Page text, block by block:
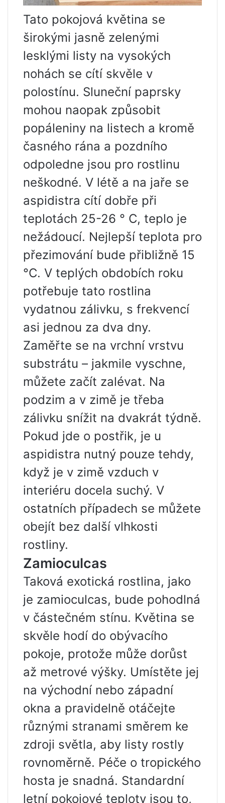
Tato pokojová květina se
širokými jasně zelenými
lesklými listy na vysokých
nohách se cítí skvěle v
polostínu. Sluneční paprsky
mohou naopak způsobit
popáleniny na listech a kromě
časného rána a pozdního
odpoledne jsou pro rostlinu
neškodné. V létě a na jaře se
aspidistra cítí dobře při
teplotách 25-26 ° C, teplo je
nežádoucí. Nejlepší teplota pro
přezimování bude přibližně 15
°C. V teplých obdobích roku
potřebuje tato rostlina
vydatnou zálivku, s frekvencí
asi jednou za dva dny.
Zaměřte se na vrchní vrstvu
substrátu – jakmile vyschne,
můžete začít zalévat. Na
podzim a v zimě je třeba
zálivku snížit na dvakrát týdně.
Pokud jde o postřik, je u
aspidistra nutný pouze tehdy,
když je v zimě vzduch v
interiéru docela suchý. V
ostatních případech se můžete
obejít bez další vlhkosti
rostliny.
Zamioculcas
Taková exotická rostlina, jako
je zamioculcas, bude pohodlná
v částečném stínu. Květina se
skvěle hodí do obývacího
pokoje, protože může dorůst
až metrové výšky. Umístěte jej
na východní nebo západní
okna a pravidelně otáčejte
různými stranami směrem ke
zdroji světla, aby listy rostly
rovnoměrně. Péče o tropického
hosta je snadná. Standardní
letní pokojové teploty jsou to,